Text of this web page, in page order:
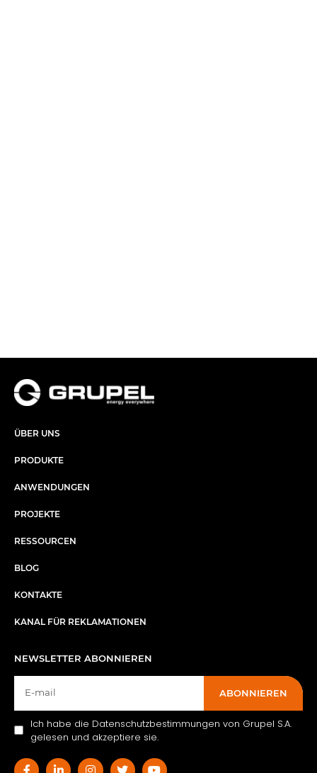
ÜBER UNS​
PRODUKTE
ANWENDUNGEN
PROJEKTE
RESSOURCEN
BLOG
KONTAKTE
KANAL FÜR REKLAMATIONEN
NEWSLETTER ABONNIEREN
ABONNIEREN
Ich habe die Datenschutzbestimmungen von Grupel S.A.
gelesen und akzeptiere sie.